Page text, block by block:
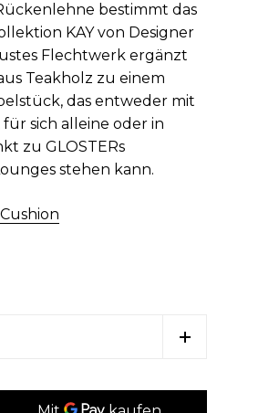
bestimmt das
KAY von Designer
Flechtwerk ergänzt
Teakholz zu einem
das entweder mit
sich alleine oder in
zu GLOSTERs
stehen kann.